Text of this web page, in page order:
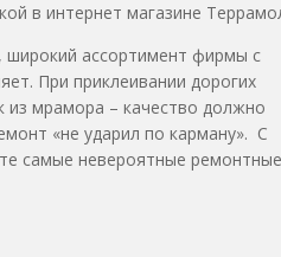
в интернет магазине
ассортимент фирмы с
При приклеивании дорогих
из мрамора – качество должно
«не ударил по карману». С
самые невероятные ремонтные